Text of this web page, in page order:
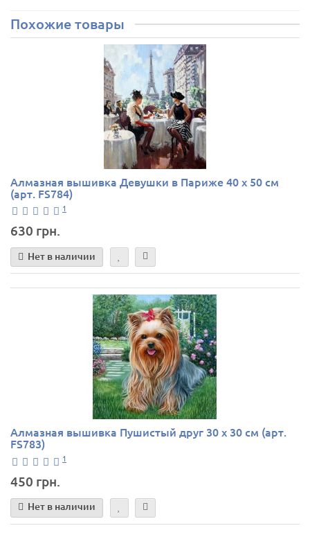
Похожие товары
Алмазная вышивка Девушки в Париже 40 х 50 см
(арт. FS784)
1
630 грн.
Нет в наличии
Алмазная вышивка Пушистый друг 30 х 30 см (арт.
FS783)
1
450 грн.
Нет в наличии